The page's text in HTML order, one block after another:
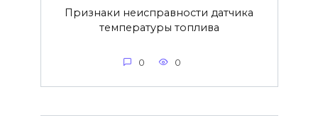
Признаки неисправности датчика
температуры топлива
0 0